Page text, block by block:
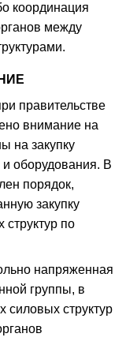
координация
между
правительстве
внимание на
на закупку
оборудования. В
порядок,
закупку
структур по
напряженная
группы, в
силовых структур